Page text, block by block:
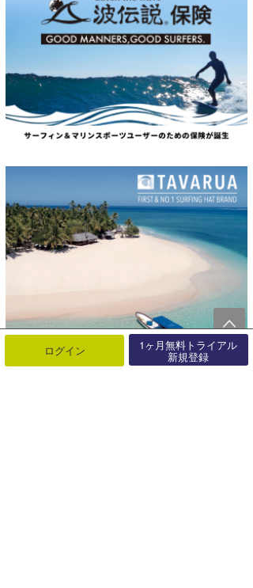
ログイン 1ヶ月無料トライアル
新規登録